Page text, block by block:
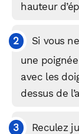
hauteur
Si vous
une
avec les
dessus de
Reculez